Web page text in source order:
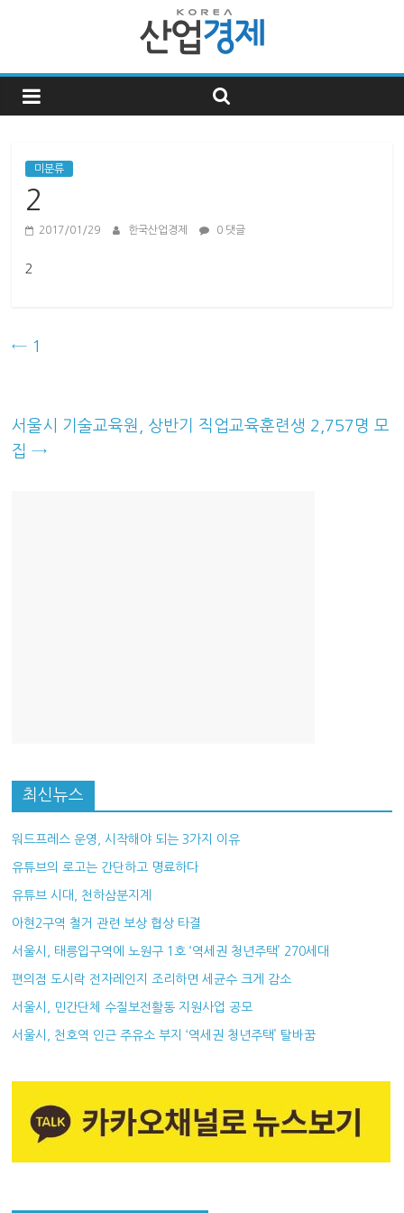
한
국
산
업
경
업
경
미분류
2
2017/01/29 한국산업경제 0 댓글
2
← 1
서울시 기술교육원, 상반기 직업교육훈련생 2,757명 모
집→
최신뉴스
워드프레스 운영, 시작해야 되는 3가지 이유
유튜브의 로고는 간단하고 명료하다
유튜브 시대, 천하삼분지계
아현2구역 철거 관련 보상 협상 타결
서울시, 태릉입구역에 노원구 1호 ‘역세권 청년주택’ 270세대
편의점 도시락 전자레인지 조리하면 세균수 크게 감소
서울시, 민간단체 수질보전활동 지원사업 공모
서울시, 천호역 인근 주유소 부지 ‘역세권 청년주택’ 탈바꿈